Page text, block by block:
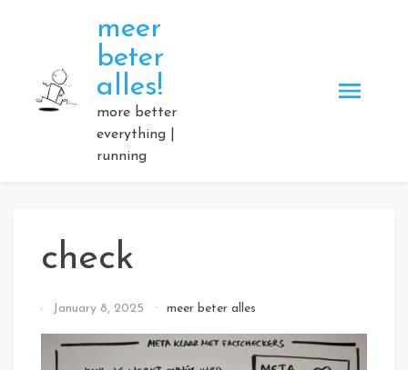
meer
beter
alles!
more better
everything |
running
check
ByJanuary 8, 2025 meer beter alles